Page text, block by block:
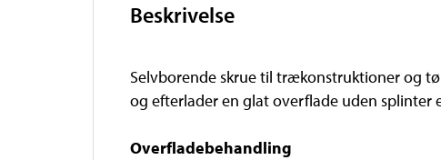
Beskrivelse
Selvborende skrue til trækonstruktioner og
og efterlader en glat overflade uden splinter
Overfladebehandling